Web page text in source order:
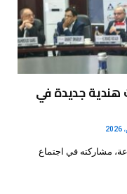
هندية جديدة في
مشاركته في اجتماع